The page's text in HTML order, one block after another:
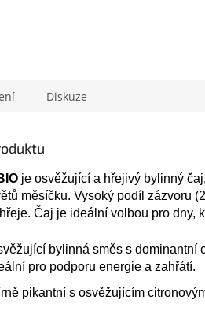
Diskuze
je osvěžující a hřejivý bylinný
měsíčku. Vysoký podíl zázvoru
Čaj je ideální volbou pro dny,
bylinná směs s dominantní
pro podporu energie a zahřátí.
pikantní s osvěžujícím